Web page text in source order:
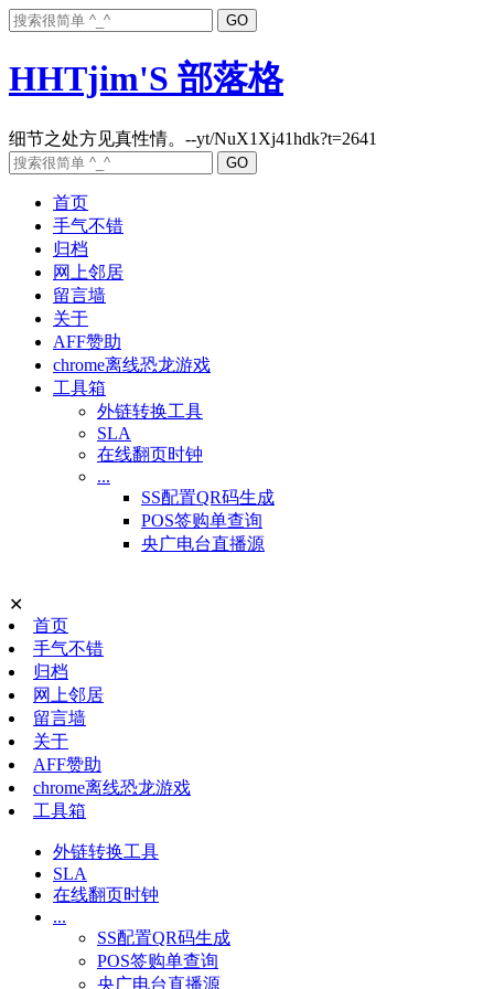
HHTjim'S 部落格
首页
手气不错
归档
网上邻居
留言墙
关于
AFF赞助
chrome离线恐龙游戏
工具箱
外链转换工具
SLA
在线翻页时钟
...
SS配置QR码生成
POS签购单查询
央广电台直播源
✕
首页
手气不错
归档
网上邻居
留言墙
关于
AFF赞助
chrome离线恐龙游戏
工具箱
外链转换工具
SLA
在线翻页时钟
...
SS配置QR码生成
POS签购单查询
央广电台直播源